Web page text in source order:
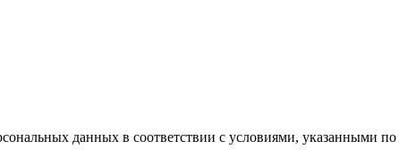
данных в соответствии с условиями, указанными по